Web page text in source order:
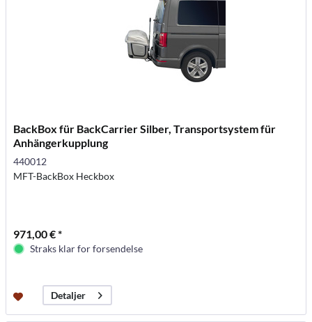
BackBox für BackCarrier Silber, Transportsystem für
Anhängerkupplung
440012
MFT-BackBox Heckbox
971,00 € *
Straks klar for forsendelse
Detaljer